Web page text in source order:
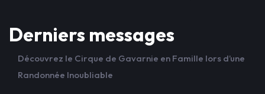
Derniers messages
Découvrez le Cirque de Gavarnie en Famille lors d’une
Randonnée Inoubliable